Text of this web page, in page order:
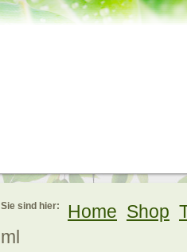
Sie sind hier: Home Shop
ml